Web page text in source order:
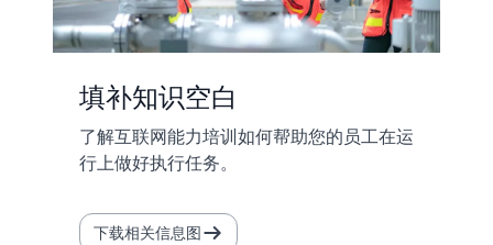
填补知识空白
了解互联网能力培训如何帮助您的员工在运
行上做好执行任务。
下载相关信息图